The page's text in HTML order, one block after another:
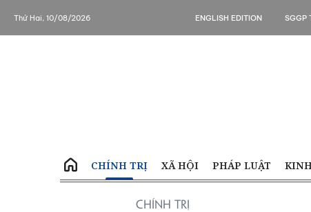
Thứ Hai, 10/08/2026 ENGLISH EDITION SGGP
CHÍNH TRỊ XÃ HỘI PHÁP LUẬT
CHÍNH TRỊ